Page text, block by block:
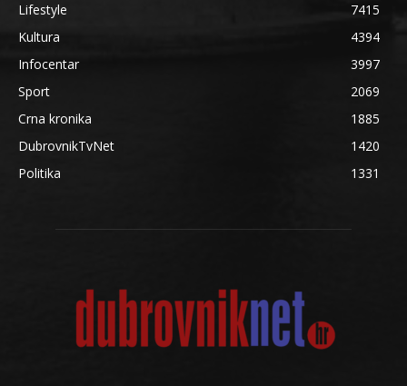
Lifestyle
7415
Kultura
4394
Infocentar
3997
Sport
2069
Crna kronika
1885
DubrovnikTvNet
1420
Politika
1331